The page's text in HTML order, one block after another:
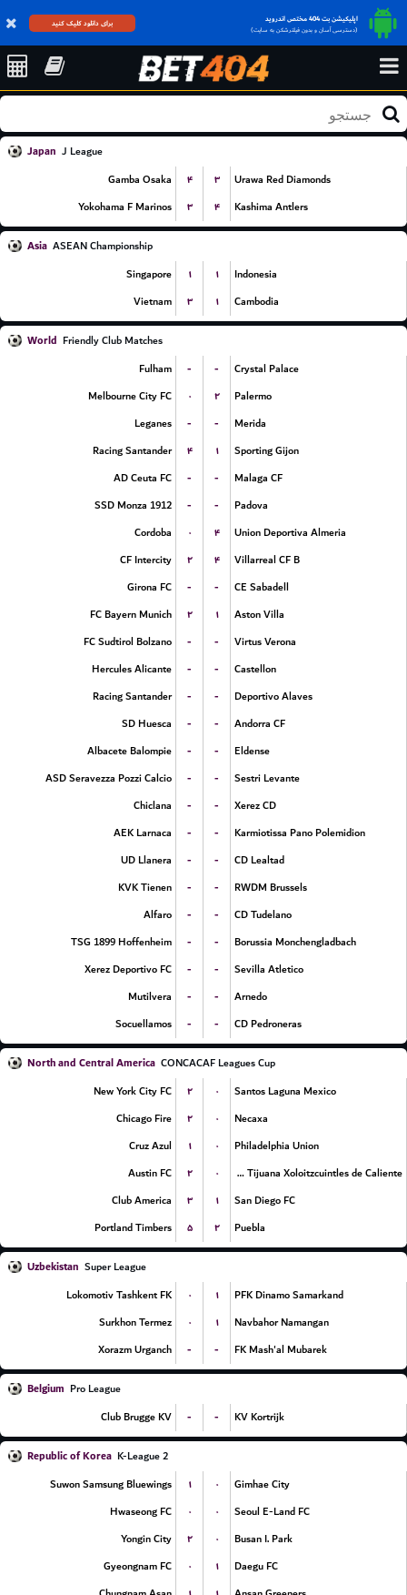
اپلیکیشن بت 404 مختص اندروید
(دسترسی آسان و بدون فیلترشکن به سایت)
برای دانلود کلیک کنید
Japan J League
Gamba Osaka
۴ ۳
Urawa Red Diamonds
Yokohama F Marinos
۳ ۴ Kashima Antlers
Asia ASEAN Championship
Singapore
۱ ۱
Indonesia
Vietnam
۳ ۱ Cambodia
World Friendly Club Matches
Fulham
- -
Crystal Palace
Melbourne City FC
۰ ۲
Palermo
Leganes
- -
Merida
Racing Santander
۴ ۱
Sporting Gijon
AD Ceuta FC
- -
Malaga CF
SSD Monza 1912
- -
Padova
Cordoba
۰ ۴
Union Deportiva Almeria
CF Intercity
۲ ۴
Villarreal CF B
Girona FC
- -
CE Sabadell
FC Bayern Munich
۲ ۱
Aston Villa
FC Sudtirol Bolzano
- -
Virtus Verona
Hercules Alicante
- -
Castellon
Racing Santander
- -
Deportivo Alaves
SD Huesca
- -
Andorra CF
Albacete Balompie
- -
Eldense
ASD Seravezza Pozzi Calcio
- -
Sestri Levante
Chiclana
- -
Xerez CD
AEK Larnaca
- -
Karmiotissa Pano Polemidion
UD Llanera
- -
CD Lealtad
KVK Tienen
- -
RWDM Brussels
Alfaro
- -
CD Tudelano
TSG 1899 Hoffenheim
- -
Borussia Monchengladbach
Xerez Deportivo FC
- -
Sevilla Atletico
Mutilvera
- -
Arnedo
Socuellamos
- - CD Pedroneras
North and Central America CONCACAF Leagues Cup
New York City FC
۲ ۰
Santos Laguna Mexico
Chicago Fire
۲ ۰
Necaxa
Cruz Azul
۱ ۰
Philadelphia Union
Austin FC
۲ ۰
Club Tijuana Xoloitzcuintles de Caliente
Club America
۳ ۱
San Diego FC
Portland Timbers
۵ ۲ Puebla
Uzbekistan Super League
Lokomotiv Tashkent FK
۰ ۱
PFK Dinamo Samarkand
Surkhon Termez
۰ ۱
Navbahor Namangan
Xorazm Urganch
- - FK Mash'al Mubarek
Belgium Pro League
Club Brugge KV
- - KV Kortrijk
Republic of Korea K-League 2
Suwon Samsung Bluewings
۱ ۰
Gimhae City
Hwaseong FC
۰ ۰
Seoul E-Land FC
Yongin City
۲ ۰
Busan I. Park
Gyeongnam FC
۰ ۱
Daegu FC